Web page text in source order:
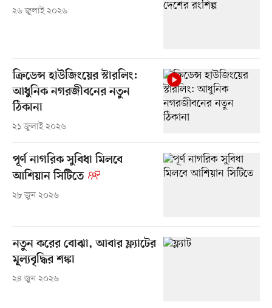
২৬ জুলাই ২০২৬
ক্রিডেন্স হাউজিংয়ের স্টারলিং:
আধুনিক নগরজীবনের নতুন
ঠিকানা
২১ জুলাই ২০২৬
পূর্ণ নাগরিক সুবিধা মিলবে
আশিয়ান সিটিতে
২৮ জুন ২০২৬
নতুন করের বোঝা, আবার ফ্ল্যাটের
মূল্যবৃদ্ধির শঙ্কা
২৪ জুন ২০২৬